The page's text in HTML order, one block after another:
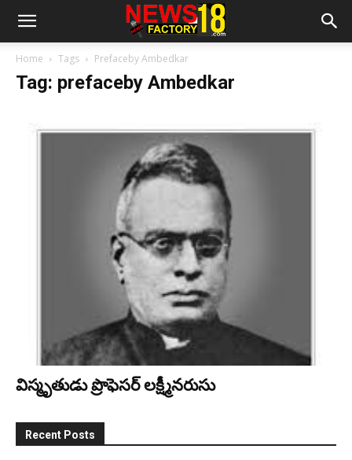
Home Tags Prefaceby Ambedkar
Tag: prefaceby Ambedkar
విస్మృతుడు ప్రొఫెసర్ లక్ష్మీనరుసు
Recent Posts